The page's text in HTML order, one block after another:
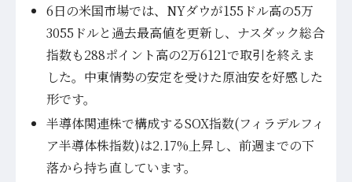
6日の米国市場では、NYダウが155ドル高の5万
3055ドルと過去最高値を更新し、ナスダック総合
指数も288ポイント高の2万6121で取引を終えま
した。中東情勢の安定を受けた原油安を好感した
形です。
半導体関連株で構成するSOX指数(フィラデルフィ
ア半導体株指数)は2.17%上昇し、前週までの下
落から持ち直しています。